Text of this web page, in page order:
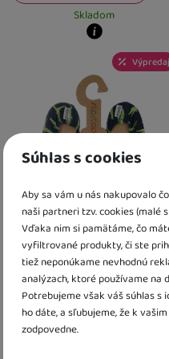
Súhlas s cookies
Aby sa vám u nás nakupovalo
naši partneri tzv. cookies (malé
Vďaka nim si pamätáme, čo
vyfiltrované produkty, či ste
tiež neponúkame nevhodnú
analýzach, ktoré používame na
Potrebujeme však váš súhlas s
ho dáte, a sľubujeme, že k
zodpovedne.
Skladom
Kdy zboží dostanete?
Osobný odber vo
12. 8.
Osobný odber vo
U Vás doma26. 8.
Výpredaj
Protišmykové topánky
Slipstop Gator Junior
22,00€
17,60€s kódemLETO20
Skladom